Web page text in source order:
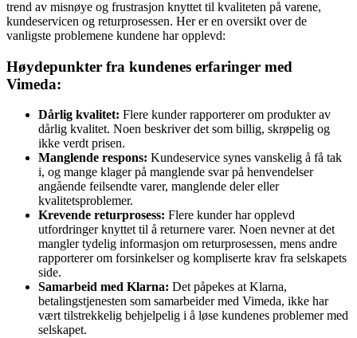
trend av misnøye og frustrasjon knyttet til kvaliteten på varene,
kundeservicen og returprosessen. Her er en oversikt over de
vanligste problemene kundene har opplevd:
Høydepunkter fra kundenes erfaringer med
Vimeda:
Dårlig kvalitet: Flere kunder rapporterer om produkter av
dårlig kvalitet. Noen beskriver det som billig, skrøpelig og
ikke verdt prisen.
Manglende respons: Kundeservice synes vanskelig å få tak
i, og mange klager på manglende svar på henvendelser
angående feilsendte varer, manglende deler eller
kvalitetsproblemer.
Krevende returprosess: Flere kunder har opplevd
utfordringer knyttet til å returnere varer. Noen nevner at det
mangler tydelig informasjon om returprosessen, mens andre
rapporterer om forsinkelser og kompliserte krav fra selskapets
side.
Samarbeid med Klarna: Det påpekes at Klarna,
betalingstjenesten som samarbeider med Vimeda, ikke har
vært tilstrekkelig behjelpelig i å løse kundenes problemer med
selskapet.